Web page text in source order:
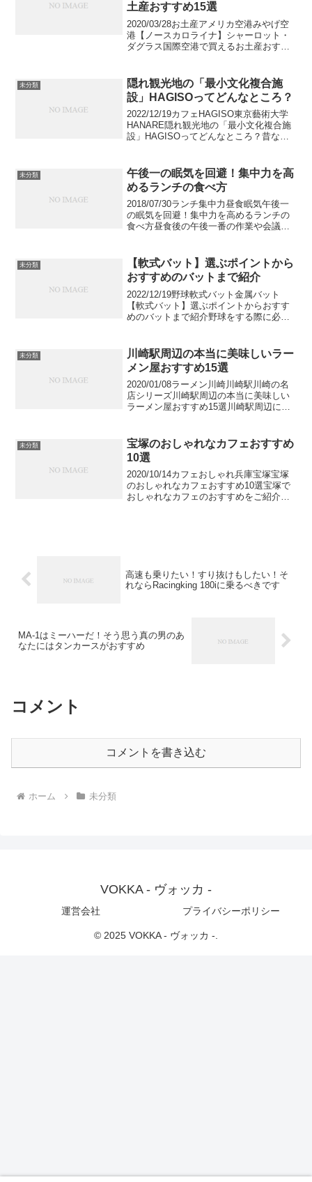
土産おすすめ15選
2020/03/28お土産アメリカ空港みやげ空
港【ノースカロライナ】シャーロット・
ダグラス国際空港で買えるお土産おすす
アメリカ南部への玄関口として利用客の
多いシャーロ...
未分類
隠れ観光地の「最小文化複合施
設」HAGISOってどんなところ？
2022/12/19カフェHAGISO東京藝術大学
HANARE隠れ観光地の「最小文化複合施
設」HAGISOってどんなところ？昔なが
リエが一体となった、これまでになか...
未分類
午後一の眠気を回避！集中力を高
めるランチの食べ方
2018/07/30ランチ集中力昼食眠気午後一
の眠気を回避！集中力を高めるランチの
食べ方昼食後の午後一番の作業や会議。
のは睡眠や体のメカニズムだけでなく、
ランチの食べ方...
未分類
【軟式バット】選ぶポイントから
おすすめのバットまで紹介
2022/12/19野球軟式バット金属バット
【軟式バット】選ぶポイントからおすす
めのバットまで紹介野球をする際に必ず
あり、選ぶのも大変です。そこでこの記
事では軟式バット...
未分類
川崎駅周辺の本当に美味しいラー
メン屋おすすめ15選
2020/01/08ラーメン川崎川崎駅川崎の名
店シリーズ川崎駅周辺の本当に美味しい
ラーメン屋おすすめ15選川崎駅周辺には
知る人ぞ知る川崎の名店まで絶対に外さ
ない店を厳選...
未分類
宝塚のおしゃれなカフェおすすめ
10選
2020/10/14カフェおしゃれ兵庫宝塚宝塚
のおしゃれなカフェおすすめ10選宝塚で
おしゃれなカフェのおすすめをご紹介し
高速も乗りたい！すり抜けもしたい！そ
れならRacingking 180iに乗るべきです
MA-1はミーハーだ！そう思う真の男のあ
なたにはタンカースがおすすめ
コメント
コメントを書き込む
ホーム 未分類
VOKKA - ヴォッカ -
運営会社 プライバシーポリシー
© 2025 VOKKA - ヴォッカ -.